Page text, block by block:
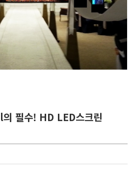
필수! HD LED스크린